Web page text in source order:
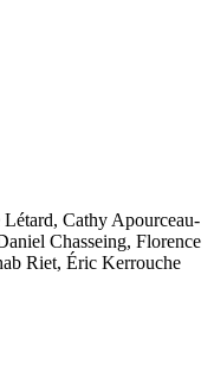
Cathy Apourceau-
Chasseing, Florence
Riet, Éric Kerrouche